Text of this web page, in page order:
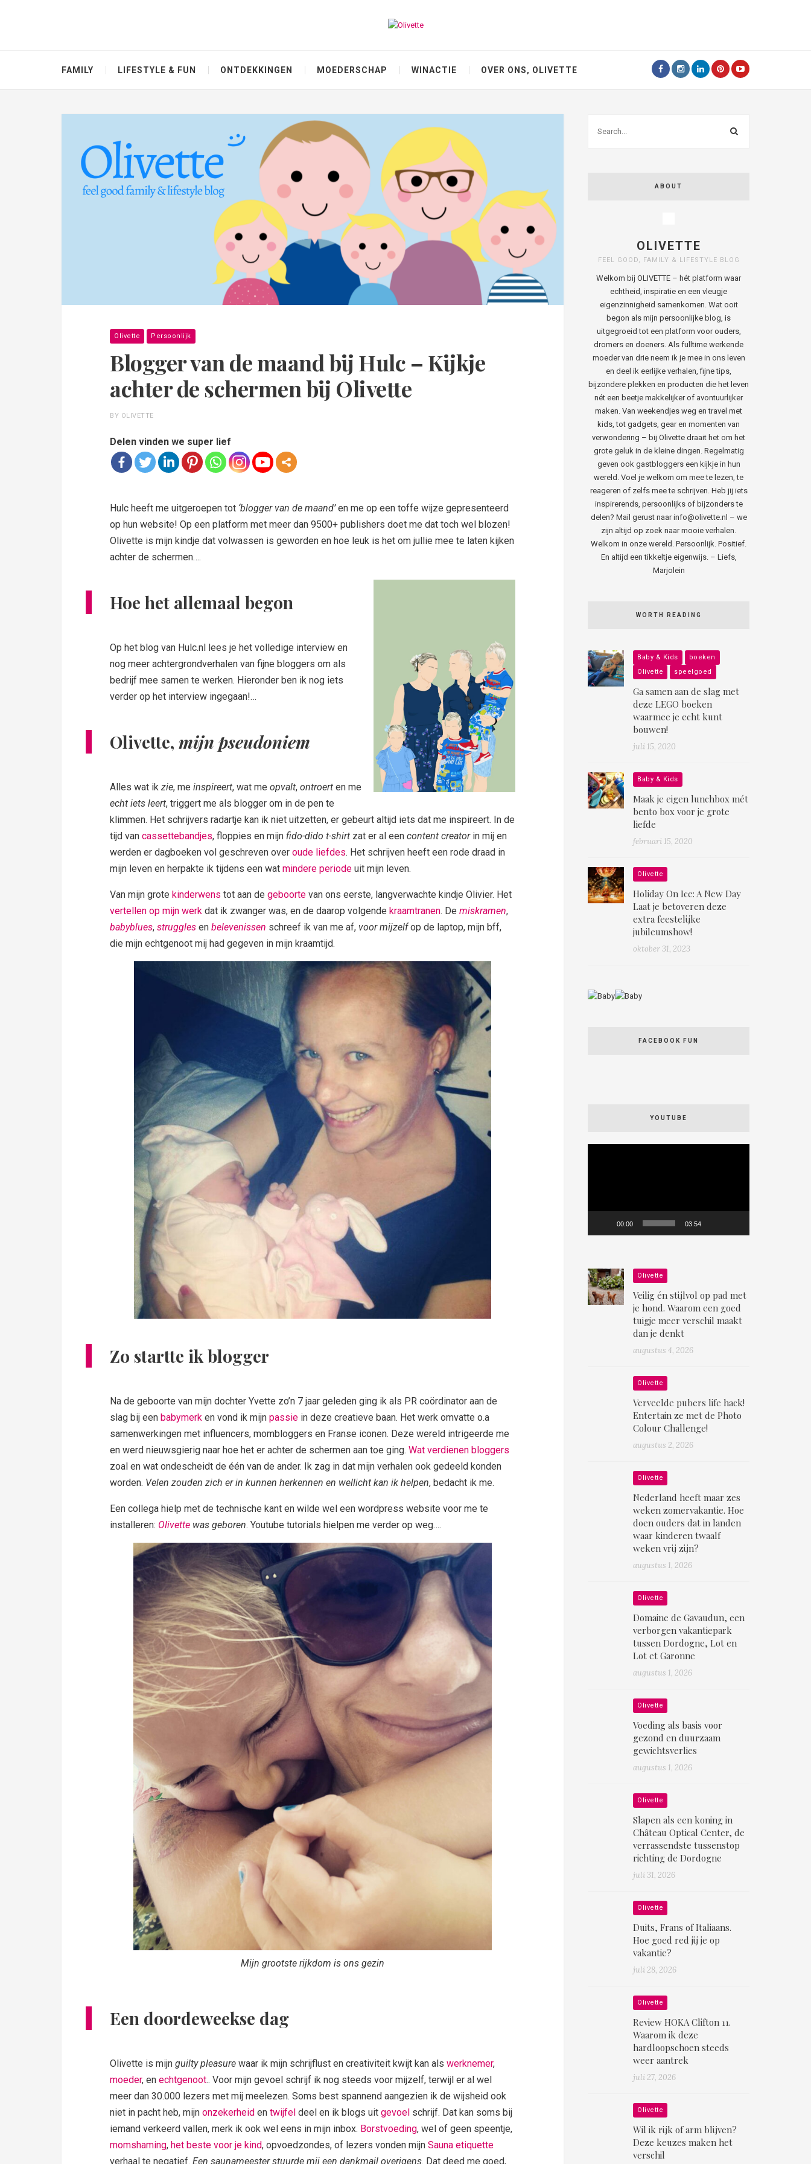
FAMILY LIFESTYLE & FUN ONTDEKKINGEN MOEDERSCHAP WINACTIE OVER ONS, OLIVETTE
Olivette Persoonlijk
Blogger van de maand bij Hulc – Kijkje
achter de schermen bij Olivette
BY OLIVETTE
Delen vinden we super lief
Hulc heeft me uitgeroepen tot ‘blogger van de maand’en me op een toffe wijze gepresenteerd
op hun website! Op een platform met meer dan 9500+ publishers doet me dat toch wel blozen!
Olivette is mijn kindje dat volwassen is geworden en hoe leuk is het om jullie mee te laten kijken
achter de schermen….
Hoe het allemaal begon
Op het blog van Hulc.nl lees je het volledige interview en
nog meer achtergrondverhalen van fijne bloggers om als
bedrijf mee samen te werken. Hieronder ben ik nog iets
verder op het interview ingegaan!…
Olivette, mijn pseudoniem
Alles wat ik zie, me inspireert, wat me opvalt, ontroert en me
echt iets leert, triggert me als blogger om in de pen te
klimmen. Het schrijvers radartje kan ik niet uitzetten, er gebeurt altijd iets dat me inspireert. In de
tijd van cassettebandjes, floppies en mijn fido-dido t-shirt zat er al een content creatorin mij en
werden er dagboeken vol geschreven over oude liefdes. Het schrijven heeft een rode draad in
mijn leven en herpakte ik tijdens een wat mindere periode uit mijn leven.
Van mijn grote kinderwens tot aan de geboorte van ons eerste, langverwachte kindje Olivier. Het
vertellen op mijn werk dat ik zwanger was, en de daarop volgende kraamtranen. De miskramen,
babyblues, struggles en belevenissen schreef ik van me af, voor mijzelfop de laptop, mijn bff,
die mijn echtgenoot mij had gegeven in mijn kraamtijd.
Zo startte ik blogger
Na de geboorte van mijn dochter Yvette zo’n 7 jaar geleden ging ik als PR coördinator aan de
slag bij een babymerk en vond ik mijn passie in deze creatieve baan. Het werk omvatte o.a
samenwerkingen met influencers, mombloggers en Franse iconen. Deze wereld intrigeerde me
en werd nieuwsgierig naar hoe het er achter de schermen aan toe ging. Wat verdienen bloggers
zoal en wat ondescheidt de één van de ander. Ik zag in dat mijn verhalen ook gedeeld konden
worden. Velen zouden zich er in kunnen herkennen en wellicht kan ik helpen, bedacht ik me.
Een collega hielp met de technische kant en wilde wel een wordpress website voor me te
installeren: Olivette was geboren. Youtube tutorials hielpen me verder op weg….
Mijn grootste rijkdom is ons gezin
Een doordeweekse dag
Olivette is mijn guilty pleasure waar ik mijn schrijflust en creativiteit kwijt kan als werknemer,
moeder, en echtgenoot.. Voor mijn gevoel schrijf ik nog steeds voor mijzelf, terwijl er al wel
meer dan 30.000 lezers met mij meelezen. Soms best spannend aangezien ik de wijsheid ook
niet in pacht heb, mijn onzekerheid en twijfel deel en ik blogs uit gevoel schrijf. Dat kan soms bij
iemand verkeerd vallen, merk ik ook wel eens in mijn inbox. Borstvoeding, wel of geen speentje,
momshaming, het beste voor je kind, opvoedzondes, of lezers vonden mijn Sauna etiquette
verhaal te negatief. Een saunameester stuurde mij een dankmail overigens. Dat deed me goed,
ABOUT
OLIVETTE
FEEL GOOD, FAMILY & LIFESTYLE BLOG
Welkom bij OLIVETTE – hét platform waar
echtheid, inspiratie en een vleugje
eigenzinnigheid samenkomen. Wat ooit
begon als mijn persoonlijke blog, is
uitgegroeid tot een platform voor ouders,
dromers en doeners. Als fulltime werkende
moeder van drie neem ik je mee in ons leven
en deel ik eerlijke verhalen, fijne tips,
bijzondere plekken en producten die het leven
nét een beetje makkelijker of avontuurlijker
maken. Van weekendjes weg en travel met
kids, tot gadgets, gear en momenten van
verwondering – bij Olivette draait het om het
grote geluk in de kleine dingen. Regelmatig
geven ook gastbloggers een kijkje in hun
wereld. Voel je welkom om mee te lezen, te
reageren of zelfs mee te schrijven. Heb jij iets
inspirerends, persoonlijks of bijzonders te
delen? Mail gerust naar info@olivette.nl – we
zijn altijd op zoek naar mooie verhalen.
Welkom in onze wereld. Persoonlijk. Positief.
En altijd een tikkeltje eigenwijs. – Liefs,
Marjolein
WORTH READING
Baby & Kids
boeken
Olivette
speelgoed
Ga samen aan de slag met
deze LEGO boeken
waarmee je echt kunt
bouwen!
juli 15, 2020
Baby & Kids
Maak je eigen lunchbox mét
bento box voor je grote
liefde
februari 15, 2020
Olivette
Holiday On Ice: A New Day
Laat je betoveren deze
extra feestelijke
jubileumshow!
oktober 31, 2023
FACEBOOK FUN
YOUTUBE
00:00 03:54
Olivette
Veilig én stijlvol op pad met
je hond. Waarom een goed
tuigje meer verschil maakt
dan je denkt
augustus 4, 2026
Olivette
Verveelde pubers life hack!
Entertain ze met de Photo
Colour Challenge!
augustus 2, 2026
Olivette
Nederland heeft maar zes
weken zomervakantie. Hoe
doen ouders dat in landen
waar kinderen twaalf
weken vrij zijn?
augustus 1, 2026
Olivette
Domaine de Gavaudun, een
verborgen vakantiepark
tussen Dordogne, Lot en
Lot et Garonne
augustus 1, 2026
Olivette
Voeding als basis voor
gezond en duurzaam
gewichtsverlies
augustus 1, 2026
Olivette
Slapen als een koning in
Château Optical Center, de
verrassendste tussenstop
richting de Dordogne
juli 31, 2026
Olivette
Duits, Frans of Italiaans.
Hoe goed red jij je op
vakantie?
juli 28, 2026
Olivette
Review HOKA Clifton 11.
Waarom ik deze
hardloopschoen steeds
weer aantrek
juli 27, 2026
Olivette
Wil ik rijk of arm blijven?
Deze keuzes maken het
verschil